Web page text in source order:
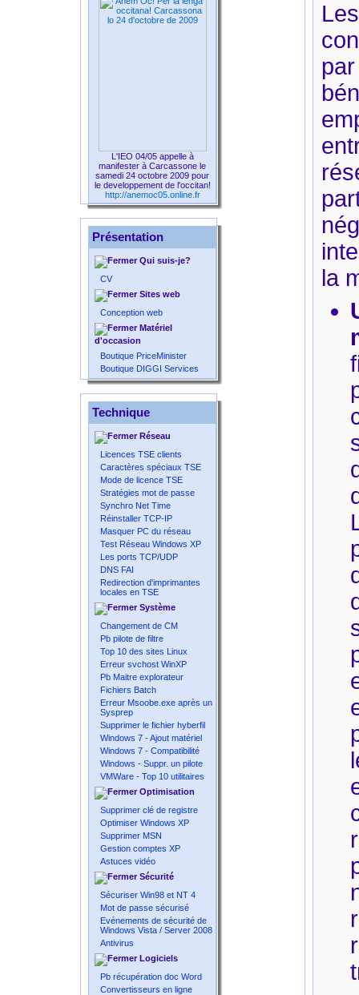
L'IEO 04/05 appelle à
manifester à Carcassone le
samedi 24 octobre 2009 pour
le developpement de l'occitan!
http://anemoc05.online.fr
Présentation
Qui suis-je?
CV
Sites web
Conception web
Matériel
d'occasion
Boutique PriceMinister
Boutique DIGGI Services
Technique
Réseau
Licences TSE clients
Caractères spéciaux TSE
Mode de licence TSE
Stratégies mot de passe
Synchro Net Time
Réinstaller TCP-IP
Masquer PC du réseau
Test Réseau Windows XP
Les ports TCP/UDP
DNS FAI
Redirection d'imprimantes
locales en TSE
Système
Changement de CM
Pb pilote de filtre
Top 10 des sites Linux
Erreur svchost WinXP
Pb Maitre explorateur
Fichiers Batch
Erreur Msoobe.exe après un
Sysprep
Supprimer le fichier hyberfil
Windows 7 - Ajout matériel
Windows 7 - Compatibilité
Windows - Suppr. un pilote
VMWare - Top 10 utilitaires
Optimisation
Supprimer clé de registre
Optimiser Windows XP
Supprimer MSN
Gestion comptes XP
Astuces vidéo
Sécurité
Sécuriser Win98 et NT 4
Mot de passe sécurisé
Evénements de sécurité de
Windows Vista / Server 2008
Antivirus
Logiciels
Pb récupération doc Word
Convertisseurs en ligne
la